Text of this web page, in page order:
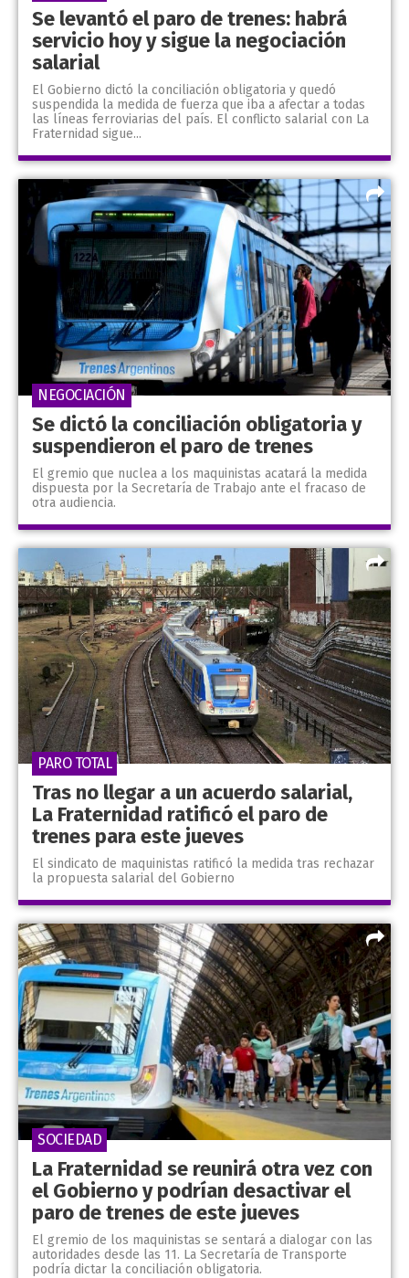
Se levantó el paro de trenes: habrá
servicio hoy y sigue la negociación
salarial
El Gobierno dictó la conciliación obligatoria y quedó
suspendida la medida de fuerza que iba a afectar a todas
las líneas ferroviarias del país. El conflicto salarial con La
Fraternidad sigue...
Se dictó la conciliación obligatoria y
suspendieron el paro de trenes
El gremio que nuclea a los maquinistas acatará la medida
dispuesta por la Secretaría de Trabajo ante el fracaso de
otra audiencia.
NEGOCIACIÓN
Tras no llegar a un acuerdo salarial,
La Fraternidad ratificó el paro de
trenes para este jueves
El sindicato de maquinistas ratificó la medida tras rechazar
la propuesta salarial del Gobierno
PARO TOTAL
La Fraternidad se reunirá otra vez con
el Gobierno y podrían desactivar el
paro de trenes de este jueves
El gremio de los maquinistas se sentará a dialogar con las
autoridades desde las 11. La Secretaría de Transporte
podría dictar la conciliación obligatoria.
SOCIEDAD